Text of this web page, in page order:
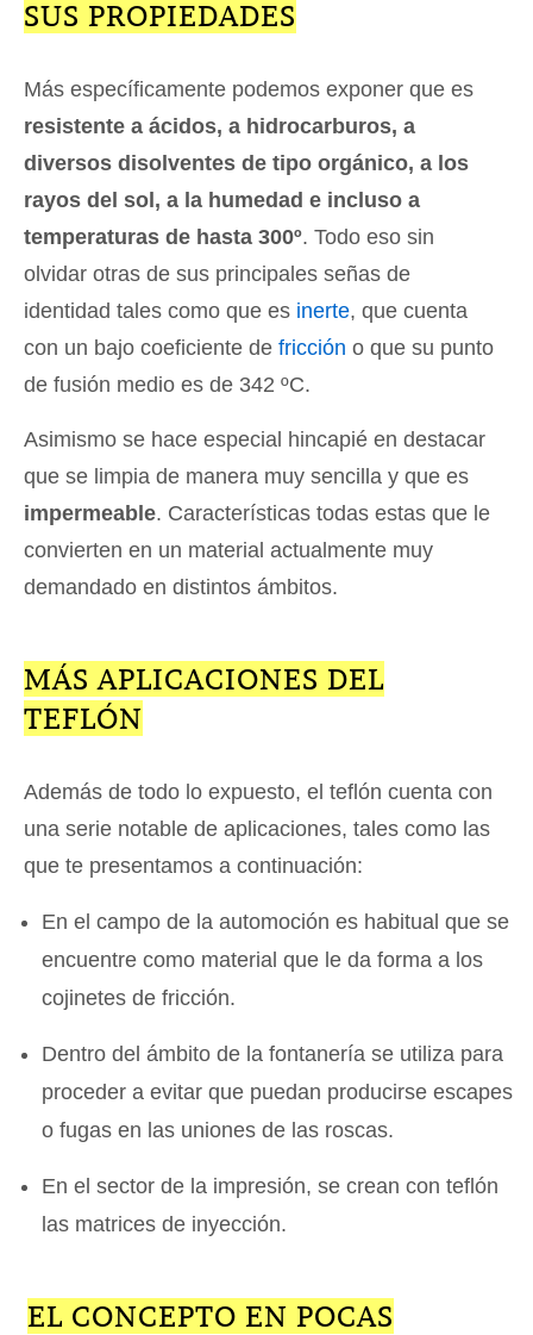
SUS PROPIEDADES
Más específicamente podemos exponer que es
resistente a ácidos, a hidrocarburos, a
diversos disolventes de tipo orgánico, a los
rayos del sol, a la humedad e incluso a
temperaturas de hasta 300º. Todo eso sin
olvidar otras de sus principales señas de
identidad tales como que es inerte, que cuenta
con un bajo coeficiente de fricción o que su punto
de fusión medio es de 342 ºC.
Asimismo se hace especial hincapié en destacar
que se limpia de manera muy sencilla y que es
impermeable. Características todas estas que le
convierten en un material actualmente muy
demandado en distintos ámbitos.
MÁS APLICACIONES DEL
TEFLÓN
Además de todo lo expuesto, el teflón cuenta con
una serie notable de aplicaciones, tales como las
que te presentamos a continuación:
En el campo de la automoción es habitual que se
encuentre como material que le da forma a los
cojinetes de fricción.
Dentro del ámbito de la fontanería se utiliza para
proceder a evitar que puedan producirse escapes
o fugas en las uniones de las roscas.
En el sector de la impresión, se crean con teflón
las matrices de inyección.
EL CONCEPTO EN POCAS